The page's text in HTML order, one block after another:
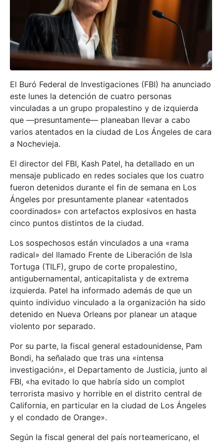
El Buró Federal de Investigaciones (FBI) ha anunciado
este lunes la detención de cuatro personas
vinculadas a un grupo propalestino y de izquierda
que —presuntamente— planeaban llevar a cabo
varios atentados en la ciudad de Los Ángeles de cara
a Nochevieja.
El director del FBI, Kash Patel, ha detallado en un
mensaje publicado en redes sociales que los cuatro
fueron detenidos durante el fin de semana en Los
Ángeles por presuntamente planear «atentados
coordinados» con artefactos explosivos en hasta
cinco puntos distintos de la ciudad.
Los sospechosos están vinculados a una «rama
radical» del llamado Frente de Liberación de Isla
Tortuga (TILF), grupo de corte propalestino,
antigubernamental, anticapitalista y de extrema
izquierda. Patel ha informado además de que un
quinto individuo vinculado a la organización ha sido
detenido en Nueva Orleans por planear un ataque
violento por separado.
Por su parte, la fiscal general estadounidense, Pam
Bondi, ha señalado que tras una «intensa
investigación», el Departamento de Justicia, junto al
FBI, «ha evitado lo que habría sido un complot
terrorista masivo y horrible en el distrito central de
California, en particular en la ciudad de Los Ángeles
y el condado de Orange».
Según la fiscal general del país norteamericano, el